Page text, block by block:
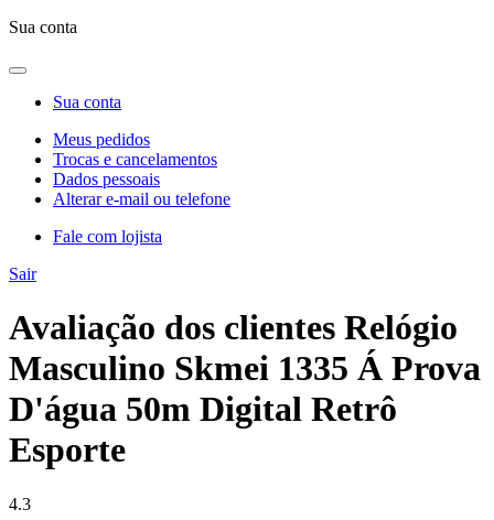
Sua conta
Sua conta
Meus pedidos
Trocas e cancelamentos
Dados pessoais
Alterar e-mail ou telefone
Fale com lojista
Sair
Avaliação dos clientes Relógio
Masculino Skmei 1335 Á Prova
D'água 50m Digital Retrô
Esporte
4.3